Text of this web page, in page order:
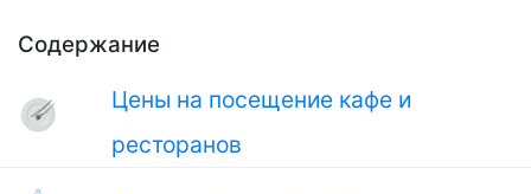
Содержание
Цены на посещение кафе и
ресторанов